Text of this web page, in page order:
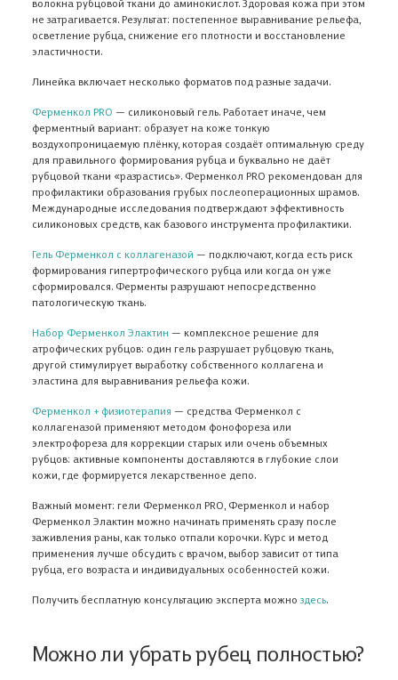
не затрагивается. Результат: постепенное выравнивание рельефа,
осветление рубца, снижение его плотности и восстановление
эластичности.
Линейка включает несколько форматов под разные задачи.
Ферменкол PRO — силиконовый гель. Работает иначе, чем
ферментный вариант: образует на коже тонкую
воздухопроницаемую плёнку, которая создаёт оптимальную среду
для правильного формирования рубца и буквально не даёт
рубцовой ткани «разрастись». Ферменкол PRO рекомендован для
профилактики образования грубых послеоперационных шрамов.
Международные исследования подтверждают эффективность
силиконовых средств, как базового инструмента профилактики.
Гель Ферменкол с коллагеназой — подключают, когда есть риск
формирования гипертрофического рубца или когда он уже
сформировался. Ферменты разрушают непосредственно
патологическую ткань.
Набор Ферменкол Элактин — комплексное решение для
атрофических рубцов: один гель разрушает рубцовую ткань,
другой стимулирует выработку собственного коллагена и
эластина для выравнивания рельефа кожи.
Ферменкол + физиотерапия — средства Ферменкол с
коллагеназой применяют методом фонофореза или
электрофореза для коррекции старых или очень объемных
рубцов: активные компоненты доставляются в глубокие слои
кожи, где формируется лекарственное депо.
Важный момент: гели Ферменкол PRO, Ферменкол и набор
Ферменкол Элактин можно начинать применять сразу после
заживления раны, как только отпали корочки. Курс и метод
применения лучше обсудить с врачом, выбор зависит от типа
рубца, его возраста и индивидуальных особенностей кожи.
Получить бесплатную консультацию эксперта можно здесь.
Можно ли убрать рубец полностью?
Нажимая на кнопку, Вы подтверждаете, что ознакомились
сУсловиями обработки персональных данных
персональных данных.
У МЕНЯ НЕТ МЕДИЦИНСКОГО
ОБРАЗОВАНИЯ
Проверьте данные
ДОБАВИТЬ АДРЕС
Ферменкол набор для энзимной
коррекции
От рубцов
1 890 ₽
Ферменкол
атрофических
От растяжек, От
3 900 ₽
НЕТ
данных.